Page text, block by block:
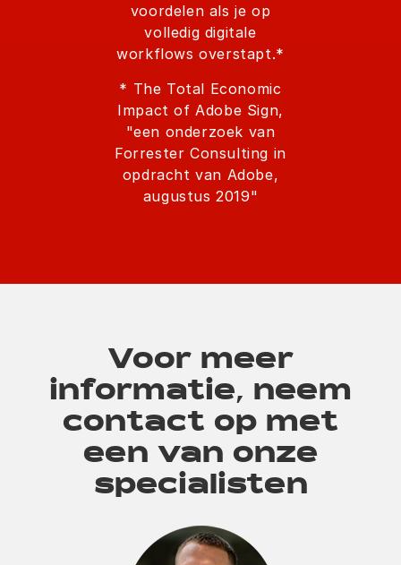
voordelen als je op
volledig digitale
workflows overstapt.*
* The Total Economic
Impact of Adobe Sign,
"een onderzoek van
Forrester Consulting in
opdracht van Adobe,
augustus 2019"
Voor meer
informatie, neem
contact op met
een van onze
specialisten